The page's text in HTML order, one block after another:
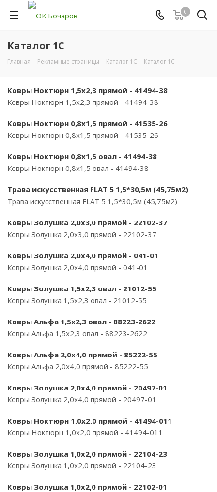
0
Каталог 1С
Главная - Рекламные страницы - Каталог 1С - Каталог 1С
Ковры Ноктюрн 1,5х2,3 прямой - 41494-38
Ковры Ноктюрн 1,5х2,3 прямой - 41494-38
Ковры Ноктюрн 0,8х1,5 прямой - 41535-26
Ковры Ноктюрн 0,8х1,5 прямой - 41535-26
Ковры Ноктюрн 0,8х1,5 овал - 41494-38
Ковры Ноктюрн 0,8х1,5 овал - 41494-38
Трава искусственная FLAT 5 1,5*30,5м (45,75м2)
Трава искусственная FLAT 5 1,5*30,5м (45,75м2)
Ковры Золушка 2,0х3,0 прямой - 22102-37
Ковры Золушка 2,0х3,0 прямой - 22102-37
Ковры Золушка 2,0х4,0 прямой - 041-01
Ковры Золушка 2,0х4,0 прямой - 041-01
Ковры Золушка 1,5х2,3 овал - 21012-55
Ковры Золушка 1,5х2,3 овал - 21012-55
Ковры Альфа 1,5х2,3 овал - 88223-2622
Ковры Альфа 1,5х2,3 овал - 88223-2622
Ковры Альфа 2,0х4,0 прямой - 85222-55
Ковры Альфа 2,0х4,0 прямой - 85222-55
Ковры Золушка 2,0х4,0 прямой - 20497-01
Ковры Золушка 2,0х4,0 прямой - 20497-01
Ковры Ноктюрн 1,0х2,0 прямой - 41494-011
Ковры Ноктюрн 1,0х2,0 прямой - 41494-011
Ковры Золушка 1,0х2,0 прямой - 22104-23
Ковры Золушка 1,0х2,0 прямой - 22104-23
Ковры Золушка 1,0х2,0 прямой - 22102-01